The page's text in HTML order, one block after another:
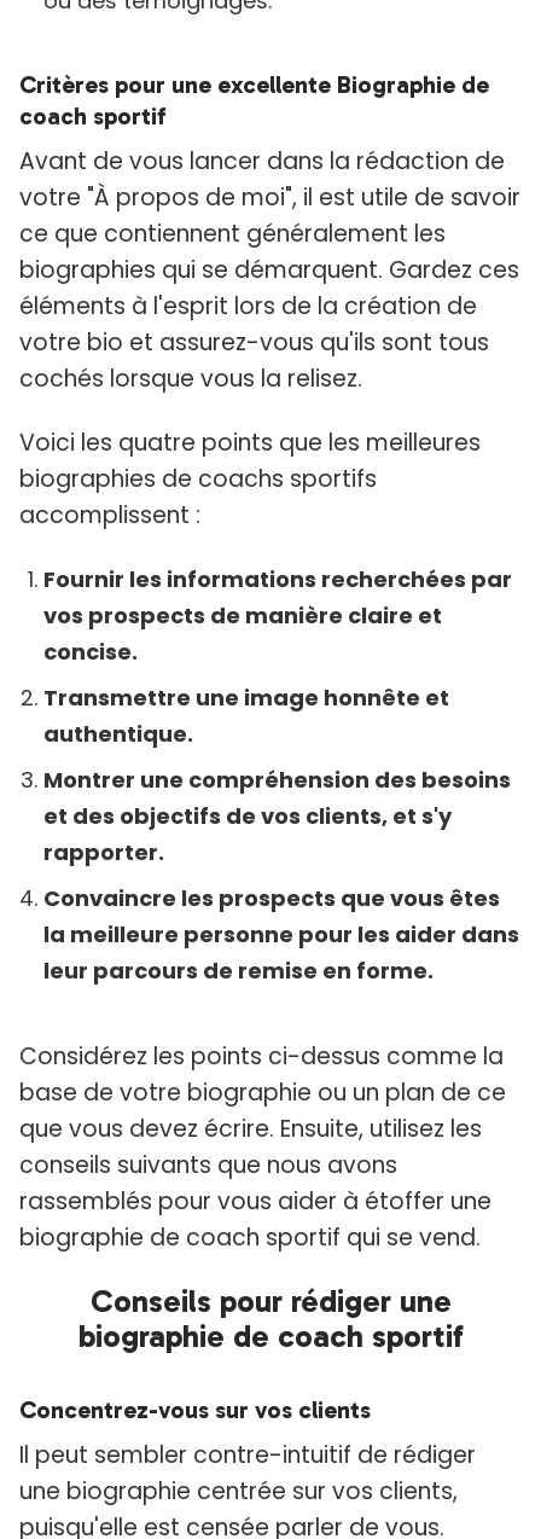
Critères pour une excellente Biographie de
coach sportif
Avant de vous lancer dans la rédaction de
votre "À propos de moi", il est utile de savoir
ce que contiennent généralement les
biographies qui se démarquent. Gardez ces
éléments à l'esprit lors de la création de
votre bio et assurez-vous qu'ils sont tous
cochés lorsque vous la relisez.
Voici les quatre points que les meilleures
biographies de coachs sportifs
accomplissent :
Fournir les informations recherchées par
vos prospects de manière claire et
concise.
Transmettre une image honnête et
authentique.
Montrer une compréhension des besoins
et des objectifs de vos clients, et s'y
rapporter.
Convaincre les prospects que vous êtes
la meilleure personne pour les aider dans
leur parcours de remise en forme.
Considérez les points ci-dessus comme la
base de votre biographie ou un plan de ce
que vous devez écrire. Ensuite, utilisez les
conseils suivants que nous avons
rassemblés pour vous aider à étoffer une
biographie de coach sportif qui se vend.
Conseils pour rédiger une
biographie de coach sportif
Concentrez-vous sur vos clients
Il peut sembler contre-intuitif de rédiger
une biographie centrée sur vos clients,
puisqu'elle est censée parler de vous.